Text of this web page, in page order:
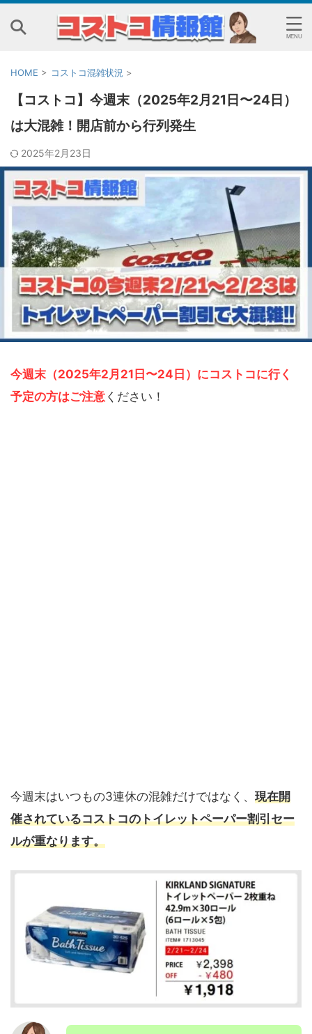
HOME > コストコ混雑状況 >
【コストコ】今週末（2025年2月21日〜24日）
は大混雑！開店前から行列発生
2025年2月23日
今週末（2025年2月21日〜24日）にコストコに行く
予定の方はご注意 ください！
今週末はいつもの3連休の混雑だけではなく、 現在開
催されているコストコのトイレットペーパー割引セー
ルが重なります。